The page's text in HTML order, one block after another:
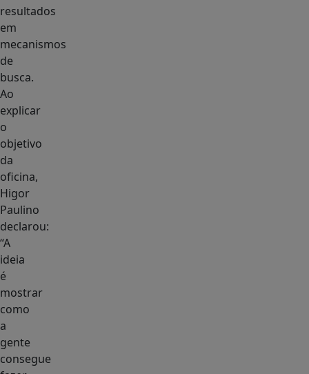
resultados
em
mecanismos
de
busca.
Ao
explicar
o
objetivo
da
oficina,
Higor
Paulino
declarou:
“A
ideia
é
mostrar
como
a
gente
consegue